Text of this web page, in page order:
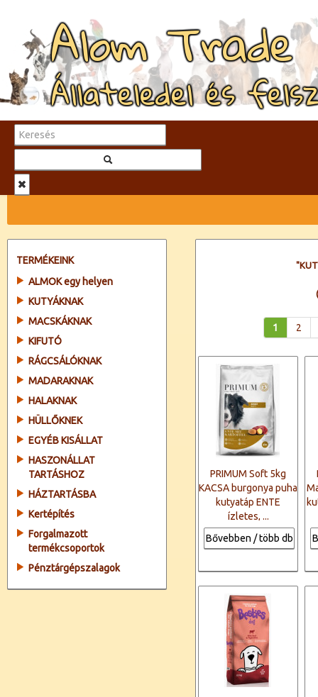
Alom Trade
Állateledel és
TERMÉKEINK
ALMOK egy helyen
KUTYÁKNAK
MACSKÁKNAK
KIFUTÓ
RÁGCSÁLÓKNAK
MADARAKNAK
HALAKNAK
HÜLLŐKNEK
EGYÉB KISÁLLAT
HASZONÁLLAT
TARTÁSHOZ
HÁZTARTÁSBA
Kertépítés
Forgalmazott
termékcsoportok
Pénztárgépszalagok
1 2
PRIMUM Soft 5kg
KACSA burgonya puha
kutyatáp ENTE
ízletes, ...
Bővebben / több db